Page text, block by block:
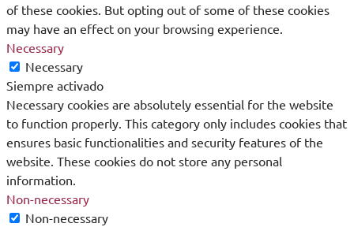
of these cookies. But opting out of some of these cookies
may have an effect on your browsing experience.
Necessary
Necessary
Siempre activado
Necessary cookies are absolutely essential for the website
to function properly. This category only includes cookies that
ensures basic functionalities and security features of the
website. These cookies do not store any personal
information.
Non-necessary
Non-necessary